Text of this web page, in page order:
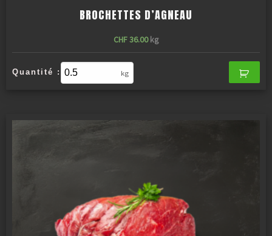
BROCHETTES D’AGNEAU
CHF36.00 kg
Quantité : kg